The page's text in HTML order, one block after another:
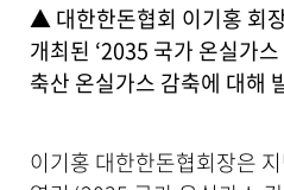
일
내
▲ 대한한돈협회 이기홍 회
개최된 ‘2035 국가 온실가
축산 온실가스 감축에 대해
이기홍 대한한돈협회장은